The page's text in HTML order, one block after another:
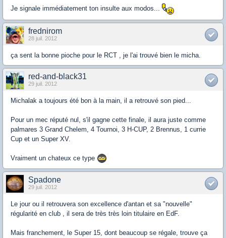
Je signale immédiatement ton insulte aux modos...
frednirom
28 juil. 2012
ça sent la bonne pioche pour le RCT , je l'ai trouvé bien le micha.
red-and-black31
29 juil. 2012
Michalak a toujours été bon à la main, il a retrouvé son pied...
Pour un mec réputé nul, s'il gagne cette finale, il aura juste comme
palmares 3 Grand Chelem, 4 Tournoi, 3 H-CUP, 2 Brennus, 1 currie
Cup et un Super XV.
Vraiment un chateux ce type
Spadone
29 juil. 2012
Le jour ou il retrouvera son excellence d'antan et sa "nouvelle"
régularité en club , il sera de très très loin titulaire en EdF.
Mais franchement, le Super 15, dont beaucoup se régale, trouve ça